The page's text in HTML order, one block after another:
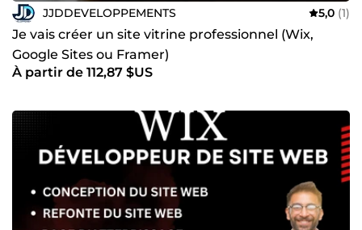
JJDDEVELOPPEMENTS 5,0 (1)
Je vais créer un site vitrine professionnel (Wix,
Google Sites ou Framer)
À partir de 112,87 $US